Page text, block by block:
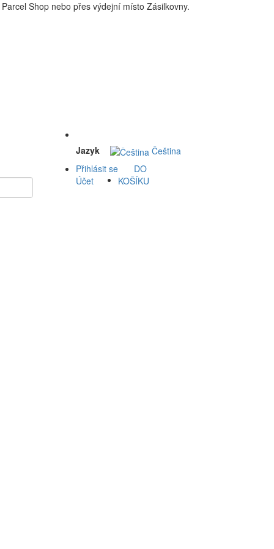
doprava zdarma. Nakupdomu.cz
Shop nebo přes výdejní místo Zásilkovny.
Jazyk
Čeština
Přihlásit se
Účet
DO
KOŠÍKU